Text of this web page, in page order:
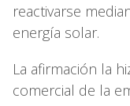
reactivarse
energía solar.
La afirmación la
comercial de la